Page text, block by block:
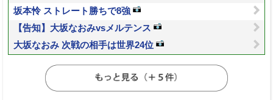
坂本怜 ストレート勝ちで8強
【告知】大坂なおみvsメルテンス
大坂なおみ 次戦の相手は世界24位